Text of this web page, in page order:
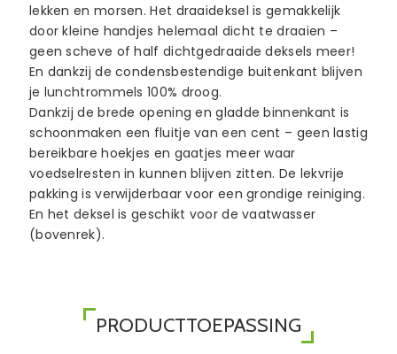
lekken en morsen. Het draaideksel is gemakkelijk
door kleine handjes helemaal dicht te draaien –
geen scheve of half dichtgedraaide deksels meer!
En dankzij de condensbestendige buitenkant blijven
je lunchtrommels 100% droog.
Dankzij de brede opening en gladde binnenkant is
schoonmaken een fluitje van een cent – ​​geen lastig
bereikbare hoekjes en gaatjes meer waar
voedselresten in kunnen blijven zitten. De lekvrije
pakking is verwijderbaar voor een grondige reiniging.
En het deksel is geschikt voor de vaatwasser
(bovenrek).
PRODUCTTOEPASSING